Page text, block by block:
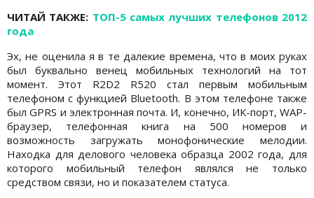
ЧИТАЙ ТАКЖЕ: ТОП-5 самых лучших телефонов 2012
года
Эх, не оценила я в те далекие времена, что в моих руках
был буквально венец мобильных технологий на тот
момент. Этот R2D2 R520 стал первым мобильным
телефоном с функцией Bluetooth. В этом телефоне также
был GPRS и электронная почта. И, конечно, ИК-порт, WAP-
браузер, телефонная книга на 500 номеров и
возможность загружать монофонические мелодии.
Находка для делового человека образца 2002 года, для
которого мобильный телефон являлся не только
средством связи, но и показателем статуса.